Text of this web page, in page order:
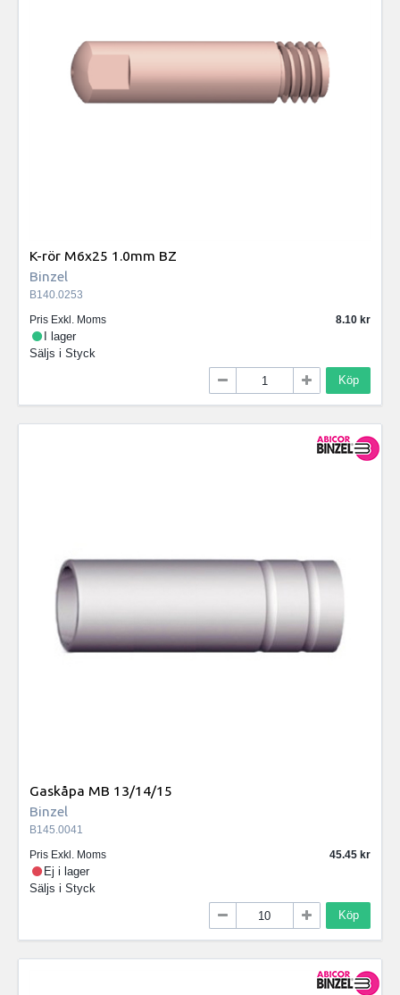
K-rör M6x25 1.0mm BZ
Binzel
B140.0253
Pris Exkl. Moms
8.10
I lager
Säljs i Styck
Köp
Gaskåpa MB 13/14/15
Binzel
B145.0041
Pris Exkl. Moms
45.45
Ej i lager
Säljs i Styck
Köp